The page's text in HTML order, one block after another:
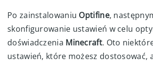
Po zainstalowaniu Optifine,
skonfigurowanie ustawień w celu
doświadczenia Minecraft. Oto
ustawień, które możesz dostosować,